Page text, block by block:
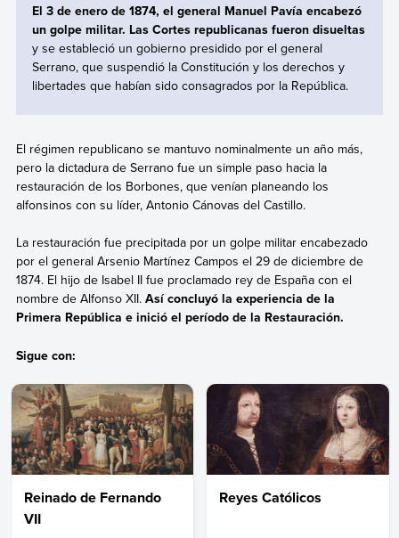
El 3 de enero de 1874, el general Manuel Pavía encabezó
un golpe militar. Las Cortes republicanas fueron disueltas
y se estableció un gobierno presidido por el general
Serrano, que suspendió la Constitución y los derechos y
libertades que habían sido consagrados por la República.
El régimen republicano se mantuvo nominalmente un año más,
pero la dictadura de Serrano fue un simple paso hacia la
restauración de los Borbones, que venían planeando los
alfonsinos con su líder, Antonio Cánovas del Castillo.
La restauración fue precipitada por un golpe militar encabezado
por el general Arsenio Martínez Campos el 29 de diciembre de
1874. El hijo de Isabel II fue proclamado rey de España con el
nombre de Alfonso XII. Así concluyó la experiencia de la
Primera República e inició el período de la Restauración.
Sigue con:
Reinado de Fernando
VII
Reyes Católicos